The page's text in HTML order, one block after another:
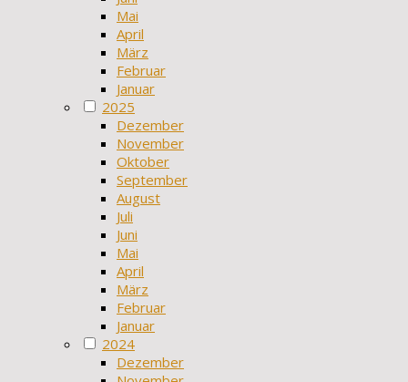
Mai
April
März
Februar
Januar
2025
Dezember
November
Oktober
September
August
Juli
Juni
Mai
April
März
Februar
Januar
2024
Dezember